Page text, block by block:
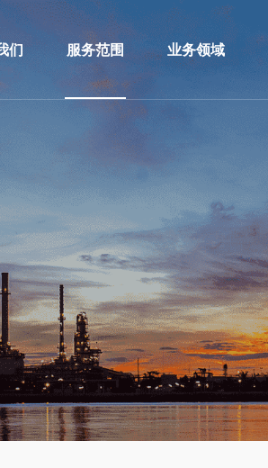
们 服务范围 业务领域